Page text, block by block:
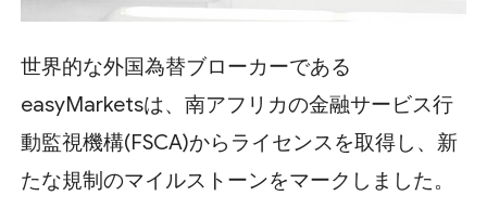
世界的な外国為替ブローカーである
easyMarketsは、南アフリカの金融サービス行
動監視機構(FSCA)からライセンスを取得し、新
たな規制のマイルストーンをマークしました。